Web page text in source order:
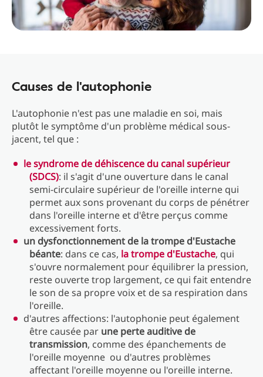
Causes de l'autophonie
L'autophonie n'est pas une maladie en soi, mais
plutôt le symptôme d'un problème médical sous-
jacent, tel que :
le syndrome de déhiscence du canal supérieur
(SDCS): il s'agit d'une ouverture dans le canal
semi-circulaire supérieur de l'oreille interne qui
permet aux sons provenant du corps de pénétrer
dans l'oreille interne et d'être perçus comme
excessivement forts.
un dysfonctionnement de la trompe d'Eustache
béante: dans ce cas, la trompe d'Eustache, qui
s'ouvre normalement pour équilibrer la pression,
reste ouverte trop largement, ce qui fait entendre
le son de sa propre voix et de sa respiration dans
l'oreille.
d'autres affections: l'autophonie peut également
être causée par une perte auditive de
transmission, comme des épanchements de
l'oreille moyenne ou d'autres problèmes
affectant l'oreille moyenne ou l'oreille interne.